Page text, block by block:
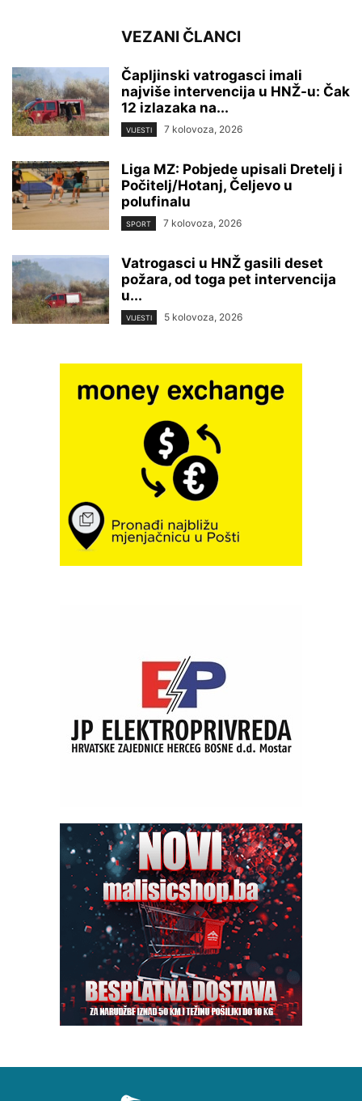
VEZANI ČLANCI
Čapljinski vatrogasci imali
najviše intervencija u HNŽ-u: Čak
12 izlazaka na...
VIJESTI 7 kolovoza, 2026
Liga MZ: Pobjede upisali Dretelj i
Počitelj/Hotanj, Čeljevo u
polufinalu
SPORT 7 kolovoza, 2026
Vatrogasci u HNŽ gasili deset
požara, od toga pet intervencija
u...
VIJESTI 5 kolovoza, 2026